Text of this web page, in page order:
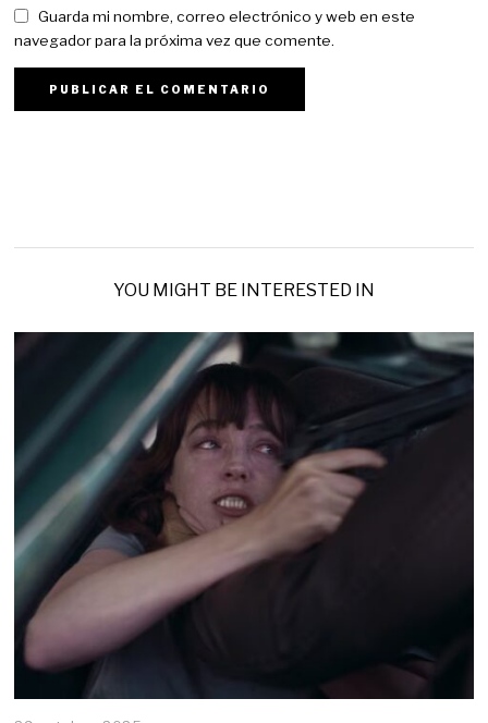
Guarda mi nombre, correo electrónico y web en este
navegador para la próxima vez que comente.
YOU MIGHT BE INTERESTED IN